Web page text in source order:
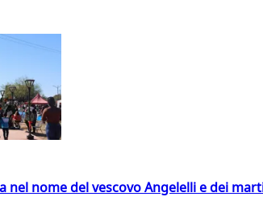
nel nome del vescovo Angelelli e dei